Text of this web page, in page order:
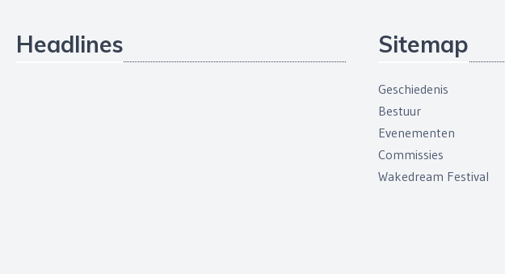
Headlines Sitemap
Geschiedenis
Bestuur
Evenementen
Commissies
Wakedream Festival